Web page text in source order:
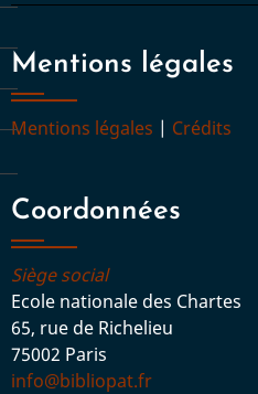
Mentions légales
Mentions légales | Crédits
Coordonnées
Siège social
Ecole nationale des Chartes
65, rue de Richelieu
75002 Paris
info@bibliopat.fr